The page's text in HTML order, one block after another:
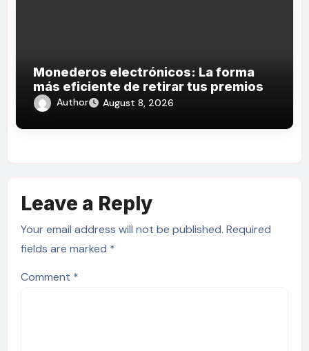
Monederos electrónicos: La forma
más eficiente de retirar tus premios
Author August 8, 2026
Leave a Reply
Your email address will not be published. Required
fields are marked *
Comment *